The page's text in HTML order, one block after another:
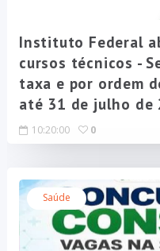
Instituto Federal
cursos técnicos -
taxa e por ordem
até 31 de julho de
10:20:00 0
Saúde